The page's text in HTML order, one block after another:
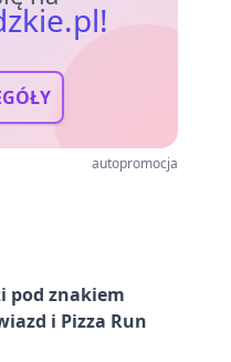
autopromocja
pod znakiem
i Pizza Run